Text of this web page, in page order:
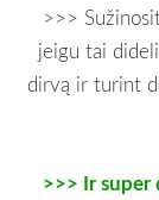
>>>
jeigu tai
dirvą ir turint
>>> Ir super